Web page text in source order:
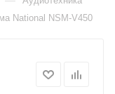
National NSM-V450